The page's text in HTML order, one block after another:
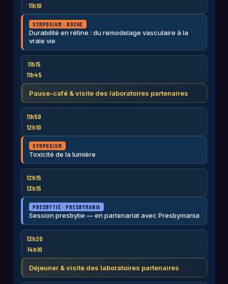
11h10
SYMPOSIUM · ROCHE
Durabilité en rétine : du remodelage vasculaire à la
vraie vie
11h15
11h45
Pause-café & visite des laboratoires partenaires
11h50
12h10
SYMPOSIUM
Toxicité de la lumière
12h15
13h15
PRESBYTIE · PRESBYMANIA
Session presbytie — en partenariat avec Presbymania
13h20
14h10
Déjeuner & visite des laboratoires partenaires